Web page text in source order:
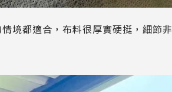
境都適合，布料很厚實硬挺，細節非